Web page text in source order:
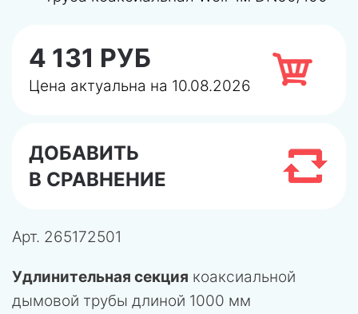
4 131 РУБ
Цена актуальна на 10.08.2026
ДОБАВИТЬ
В СРАВНЕНИЕ
Арт. 265172501
Удлинительная секция коаксиальной
дымовой трубы длиной 1000 мм